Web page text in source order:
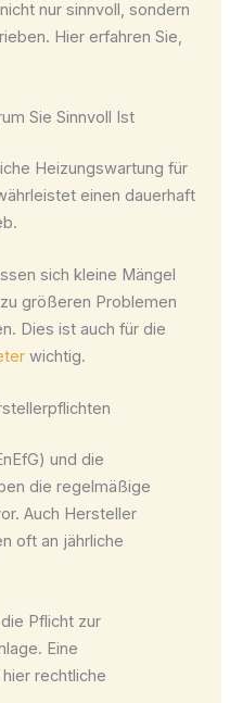
nur sinnvoll, sondern
Hier erfahren Sie,
Sie Sinnvoll Ist
Heizungswartung für
einen dauerhaft
sich kleine Mängel
größeren Problemen
Dies ist auch für die
wichtig.
und die
die regelmäßige
Auch Hersteller
oft an jährliche
Pflicht zur
Eine
rechtliche